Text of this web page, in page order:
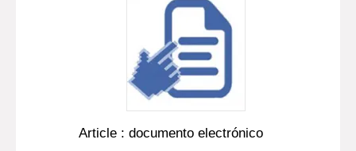
Article : documento electrónico